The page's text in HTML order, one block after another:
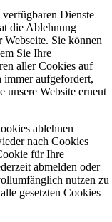
Dienste
die Ablehnung
Sie können
Sie Ihre
aller Cookies auf
immer aufgefordert,
unsere Website erneut
ablehnen
nach Cookies
für Ihre
abmelden oder
nutzen zu
gesetzten Cookies